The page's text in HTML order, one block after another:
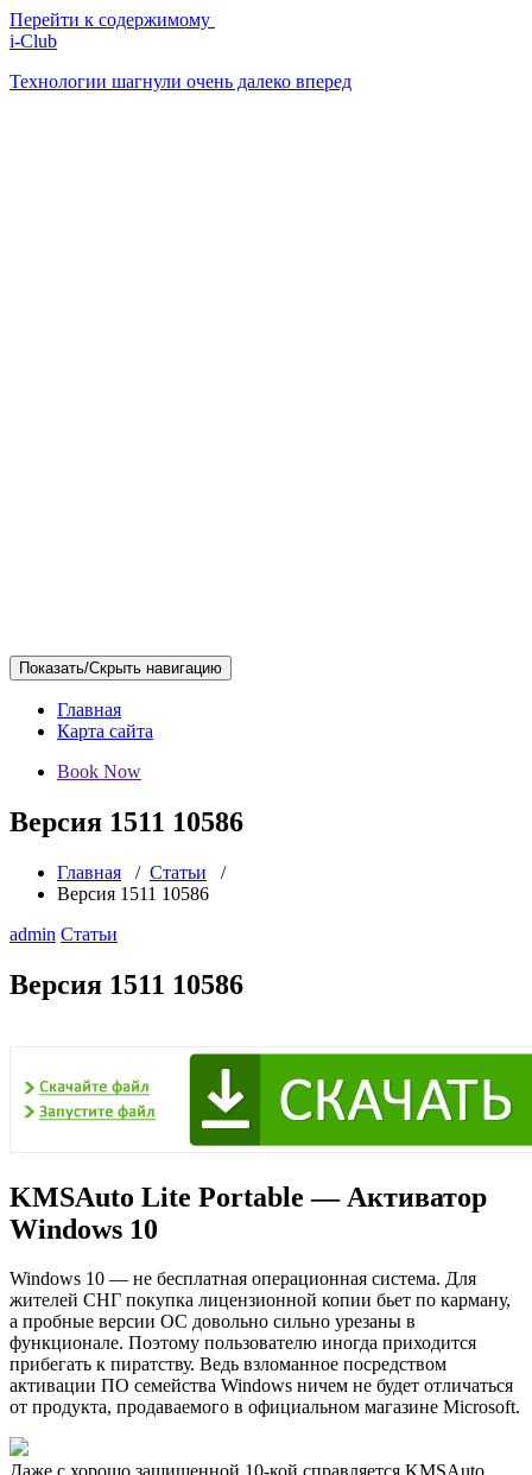
Перейти к содержимому
i-Club
Технологии шагнули очень далеко вперед
Показать/Скрыть навигацию
Главная
Карта сайта
Book Now
Версия 1511 10586
Главная / Статьи /
Версия 1511 10586
admin Статьи
Версия 1511 10586
KMSAuto Lite Portable — Активатор
Windows 10
Windows 10 — не бесплатная операционная система. Для
жителей СНГ покупка лицензионной копии бьет по карману,
а пробные версии ОС довольно сильно урезаны в
функционале. Поэтому пользователю иногда приходится
прибегать к пиратству. Ведь взломанное посредством
активации ПО семейства Windows ничем не будет отличаться
от продукта, продаваемого в официальном магазине Microsoft.